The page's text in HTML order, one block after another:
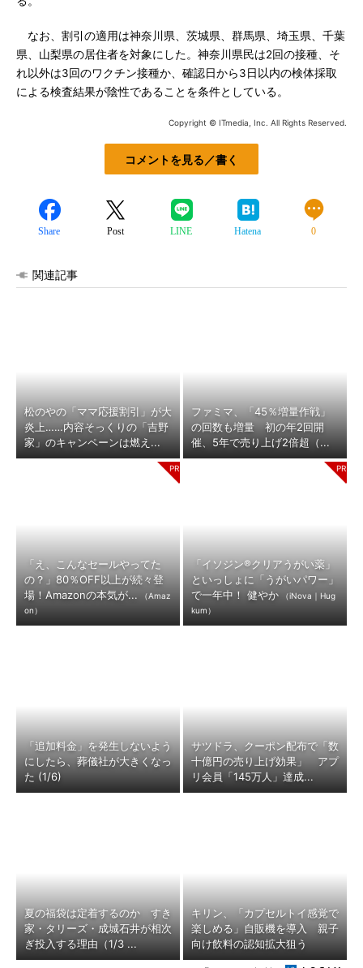
なお、割引の適用は神奈川県、茨城県、群馬県、埼玉県、千葉
県、山梨県の居住者を対象にした。神奈川県民は2回の接種、そ
れ以外は3回のワクチン接種か、確認日から3日以内の検体採取
による検査結果が陰性であることを条件としている。
Copyright © ITmedia, Inc. All Rights Reserved.
コメントを見る／書く
Share Post LINE Hatena 0
関連記事
松のやの「ママ応援割引」が大
炎上……内容そっくりの「吉野
家」のキャンペーンは燃え...
ファミマ、「45％増量作戦」
の回数も増量 初の年2回開
催、5年で売り上げ2倍超（...
「え、こんなセールやってた
の？」80％OFF以上が続々登
場！Amazonの本気が...
（Amaz
on）
「イソジン®クリアうがい薬」
といっしょに「うがいパワー」
で一年中！ 健やか
（iNova｜Hug
kum）
「追加料金」を発生しないよう
にしたら、葬儀社が大きくなっ
た (1/6)
サツドラ、クーポン配布で「数
十億円の売り上げ効果」 アプ
リ会員「145万人」達成...
夏の福袋は定着するのか すき
家・タリーズ・成城石井が相次
ぎ投入する理由（1/3 ...
キリン、「カプセルトイ感覚で
楽しめる」自販機を導入 親子
向け飲料の認知拡大狙う